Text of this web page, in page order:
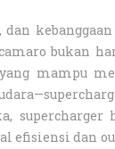
dan
bukan
mampu
efisiensi dan